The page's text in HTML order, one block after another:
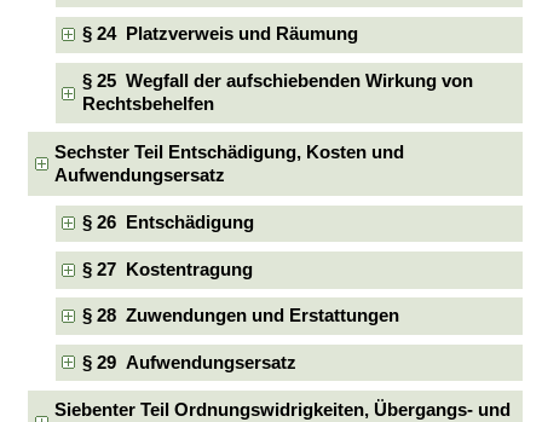
§ 24 Platzverweis und Räumung
§ 25 Wegfall der aufschiebenden Wirkung von
Rechtsbehelfen
Sechster Teil Entschädigung, Kosten und
Aufwendungsersatz
§ 26 Entschädigung
§ 27 Kostentragung
§ 28 Zuwendungen und Erstattungen
§ 29 Aufwendungsersatz
Siebenter Teil Ordnungswidrigkeiten, Übergangs- und